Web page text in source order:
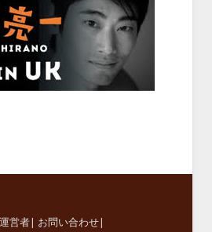
運営者| お問い合わせ|